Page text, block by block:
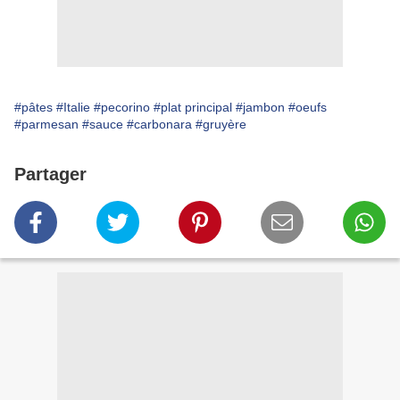
#pâtes #Italie #pecorino #plat principal #jambon #oeufs
#parmesan #sauce #carbonara #gruyère
Partager